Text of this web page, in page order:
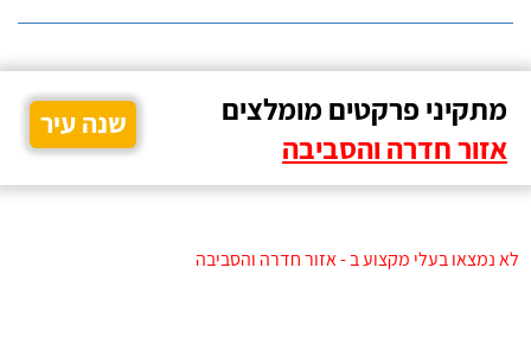
מתקיני פרקטים מומלצים
אזור חדרה והסביבה
שנה עיר
לא נמצאו בעלי מקצוע ב - אזור חדרה והסביבה